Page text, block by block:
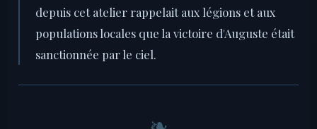
depuis cet atelier rappelait aux légions et aux
populations locales que la victoire d'Auguste était
sanctionnée par le ciel.